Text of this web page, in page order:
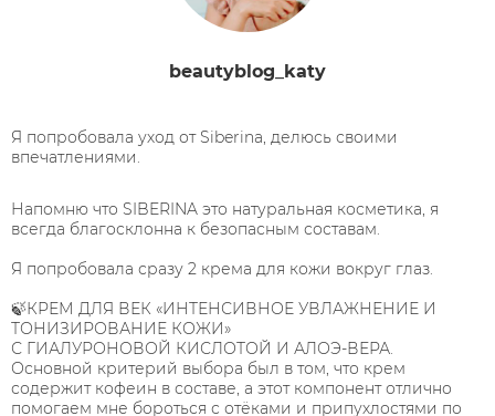
beautyblog_katy
Я попробовала уход от Siberina, делюсь своими
впечатлениями.
Напомню что SIBERINA это натуральная косметика, я
всегда благосклонна к безопасным составам.
Я попробовала сразу 2 крема для кожи вокруг глаз.
🍃КРЕМ ДЛЯ ВЕК «ИНТЕНСИВНОЕ УВЛАЖНЕНИЕ И
ТОНИЗИРОВАНИЕ КОЖИ»
С ГИАЛУРОНОВОЙ КИСЛОТОЙ И АЛОЭ-ВЕРА.
Основной критерий выбора был в том, что крем
содержит кофеин в составе, а этот компонент отлично
помогаем мне бороться с отёками и припухлостями по